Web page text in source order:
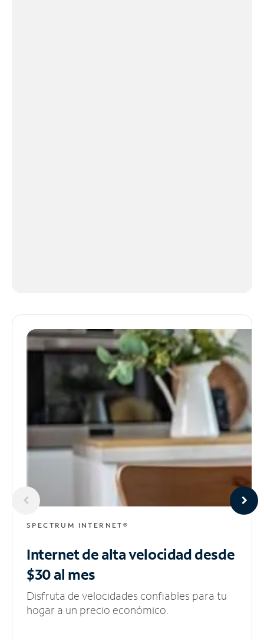
SPECTRUM INTERNET®
Internet de alta velocidaddesde
$30 al mes
Disfruta de velocidades confiables para tu
hogar a un precio económico.